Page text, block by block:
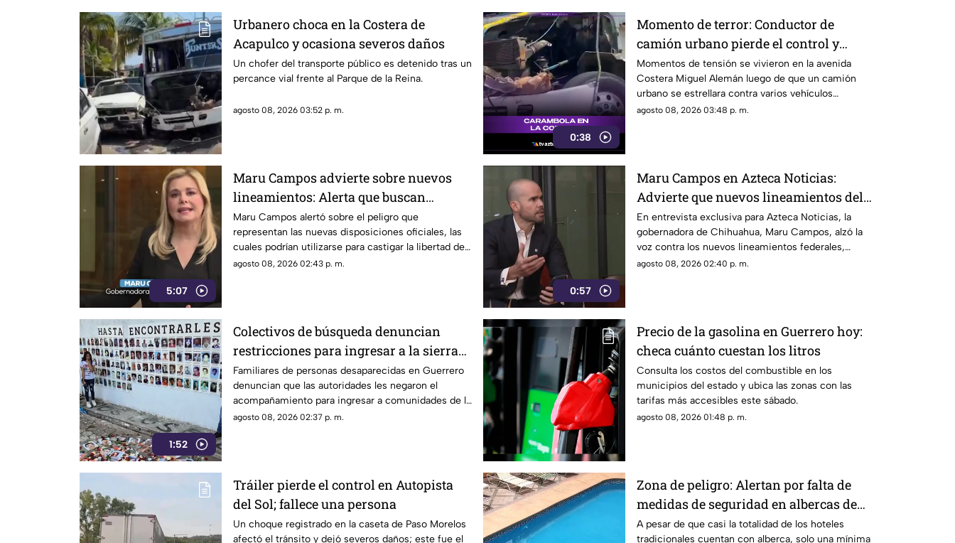
Urbanero choca en la Costera de
Acapulco y ocasiona severos daños
Un chofer del transporte público es detenido tras un
percance vial frente al Parque de la Reina.
agosto 08, 2026 03:52 p. m.
0:38
Momento de terror: Conductor de
camión urbano pierde el control y
choca contra autos en plena Costera
Miguel Alemán
Momentos de tensión se vivieron en la avenida
Costera Miguel Alemán luego de que un camión
urbano se estrellara contra varios vehículos
estacionados cerca del Parque de la Reina.
agosto 08, 2026 03:48 p. m.
5:07
Maru Campos advierte sobre nuevos
lineamientos: Alerta que buscan
sancionar a medios críticos y limitar la
libertad de expresión
Maru Campos alertó sobre el peligro que
representan las nuevas disposiciones oficiales, las
cuales podrían utilizarse para castigar la libertad de
expresión y el periodismo crítico en el país.
agosto 08, 2026 02:43 p. m.
0:57
Maru Campos en Azteca Noticias:
Advierte que nuevos lineamientos del
Gobierno Federal amenazan la libertad
de expresión y buscan imponer
censura
En entrevista exclusiva para Azteca Noticias, la
gobernadora de Chihuahua, Maru Campos, alzó la
voz contra los nuevos lineamientos federales,
asegurando que abren la puerta a la censura y
agosto 08, 2026 02:40 p. m.
1:52
Colectivos de búsqueda denuncian
restricciones para ingresar a la sierra
de Chilpancingo
Familiares de personas desaparecidas en Guerrero
denuncian que las autoridades les negaron el
acompañamiento para ingresar a comunidades de la
sierra de Chilpancingo, limitando sus labores de
agosto 08, 2026 02:37 p. m.
Precio de la gasolina en Guerrero hoy:
checa cuánto cuestan los litros
Consulta los costos del combustible en los
municipios del estado y ubica las zonas con las
tarifas más accesibles este sábado.
agosto 08, 2026 01:48 p. m.
Tráiler pierde el control en Autopista
del Sol; fallece una persona
Un choque registrado en la caseta de Paso Morelos
afectó el tránsito y dejó severos daños; este fue el
Zona de peligro: Alertan por falta de
medidas de seguridad en albercas de
hoteles tradicionales
A pesar de que casi la totalidad de los hoteles
tradicionales cuentan con alberca, solo una mínima